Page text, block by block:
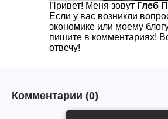
Привет! Меня зовут Глеб
Если у вас возникли
экономике или моему
пишите в комментариях!
отвечу!
Комментарии (0)